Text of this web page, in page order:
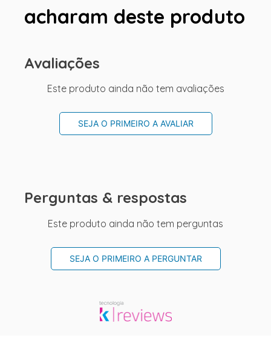
acharam deste produto
Avaliações
Este produto ainda não tem avaliações
SEJA O PRIMEIRO A AVALIAR
Perguntas & respostas
Este produto ainda não tem perguntas
SEJA O PRIMEIRO A PERGUNTAR